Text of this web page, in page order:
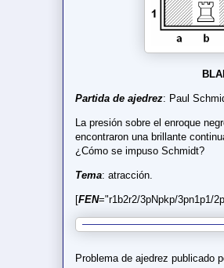
Partida de ajedrez: Paul
La presión sobre el enroque
encontraron una brillante
¿Cómo se impuso Schmidt?
Tema: atracción.
[FEN="r1b2r2/3pNpkp/3pn1p1/
Problema de ajedrez publicado